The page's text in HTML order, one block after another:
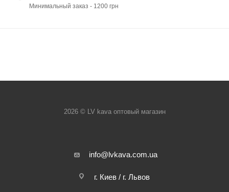
Минимальный заказ - 1200 грн
2026 © LV kava оптовый магазин
info@lvkava.com.ua
г. Киев / г. Львов